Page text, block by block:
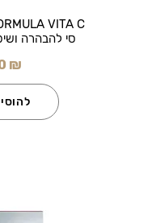
סי להבהרה
₪